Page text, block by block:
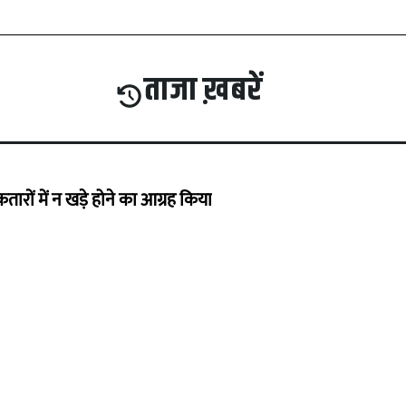
ताजा ख़बरें
में न खड़े होने का आग्रह किया